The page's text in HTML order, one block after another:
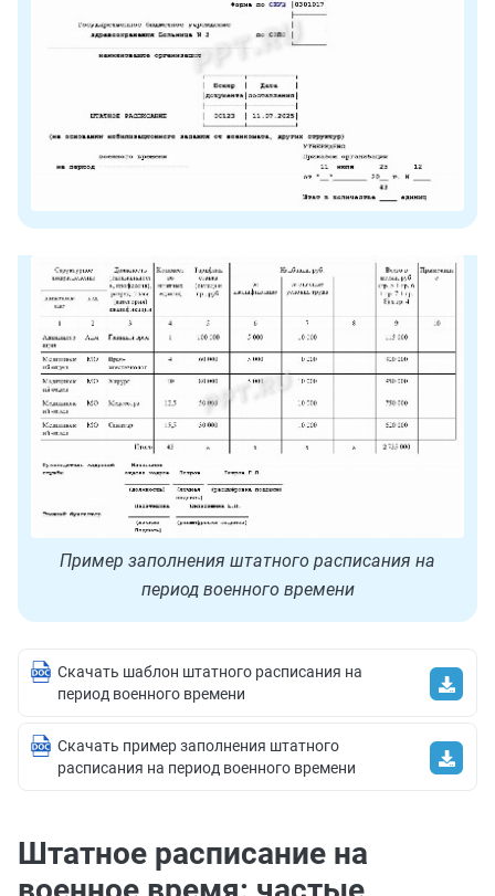
Пример заполнения штатного расписания на
период военного времени
Скачать шаблон штатного расписания на
период военного времени
Скачать пример заполнения штатного
расписания на период военного времени
Штатное расписание на